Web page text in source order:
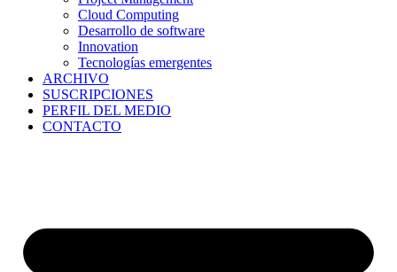
Cloud Computing
Desarrollo de software
Innovation
Tecnologías emergentes
ARCHIVO
SUSCRIPCIONES
PERFIL DEL MEDIO
CONTACTO